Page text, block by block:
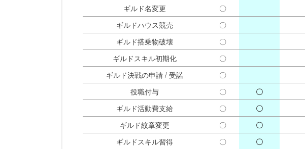
ギルド名変更
〇
ギルドハウス競売
〇
ギルド搭乗物破壊
〇
ギルドスキル初期化
〇
ギルド決戦の申請 / 受諾
〇
役職付与
〇
〇
ギルド活動費支給
〇
〇
ギルド紋章変更
〇
〇
ギルドスキル習得
〇
〇